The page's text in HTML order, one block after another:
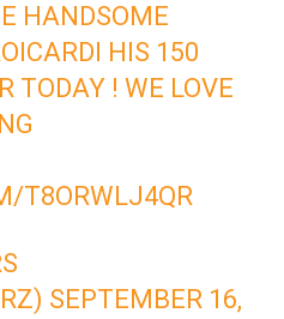
HANDSOME
HIS 150
TODAY ! WE LOVE
T8ORWLJ4QR
SEPTEMBER 16,